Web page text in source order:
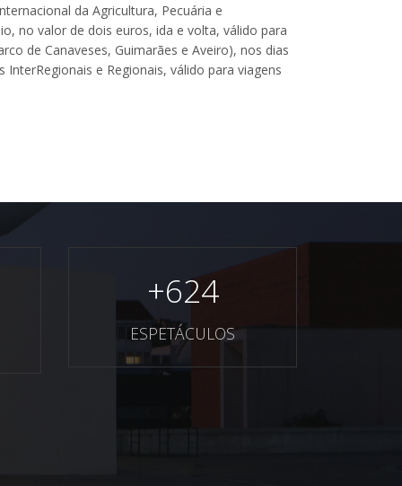
da Agricultura, Pecuária e
no valor de dois euros, ida e volta, válido para
de Canaveses, Guimarães e Aveiro), nos dias
e Regionais, válido para viagens
+624
ESPETÁCULOS